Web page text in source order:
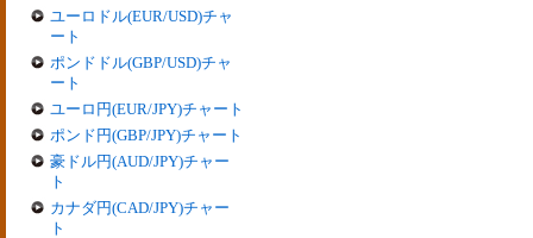
ユーロドル(EUR/USD)チャ
ート
ポンドドル(GBP/USD)チャ
ート
ユーロ円(EUR/JPY)チャート
ポンド円(GBP/JPY)チャート
豪ドル円(AUD/JPY)チャー
ト
カナダ円(CAD/JPY)チャー
ト